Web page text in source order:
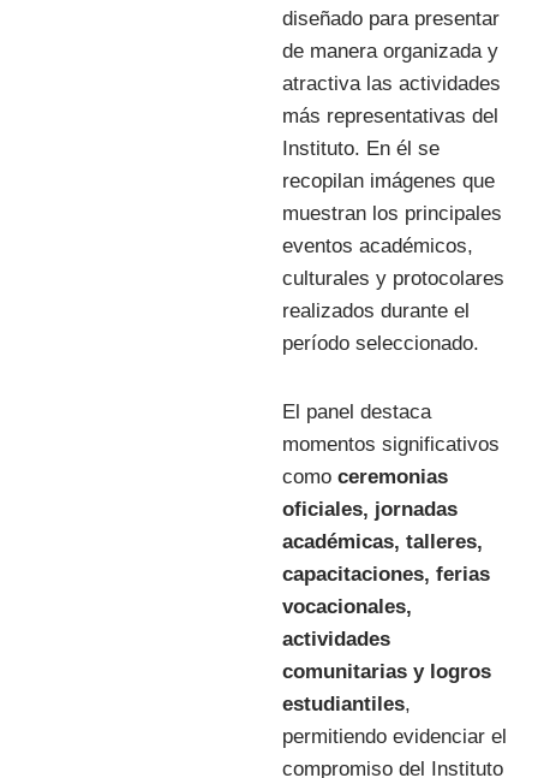
diseñado para presentar
de manera organizada y
atractiva las actividades
más representativas del
Instituto. En él se
recopilan imágenes que
muestran los principales
eventos académicos,
culturales y protocolares
realizados durante el
período seleccionado.
El panel destaca
momentos significativos
como ceremonias
oficiales, jornadas
académicas, talleres,
capacitaciones, ferias
vocacionales,
actividades
comunitarias y logros
estudiantiles,
permitiendo evidenciar el
compromiso del Instituto